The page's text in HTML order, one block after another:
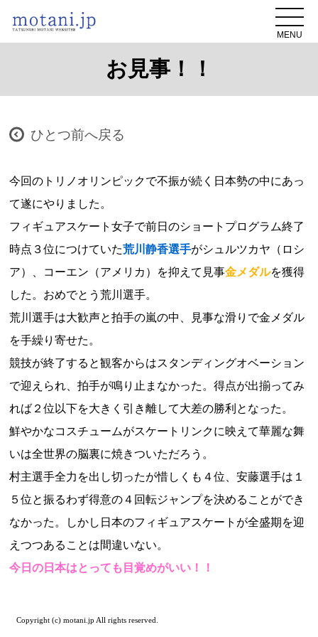
MENU
お見事！！
ひとつ前へ戻る
今回のトリノオリンピックで不振が続く日本勢の中にあっ
て遂にやりました。
フィギュアスケート女子で前日のショートプログラム終了
時点３位につけていた荒川静香選手がシュルツカヤ（ロシ
ア）、コーエン（アメリカ）を抑えて見事金メダルを獲得
した。おめでとう荒川選手。
荒川選手は大歓声と拍手の嵐の中、見事な滑りで金メダル
を手繰り寄せた。
競技が終了すると観客からはスタンディングオベーション
で迎えられ、拍手が鳴り止まなかった。得点が出揃ってみ
れば２位以下を大きく引き離して大差の勝利となった。
鮮やかなコスチュームがスケートリンクに映えて華麗な舞
いは全世界の脳裏に焼きついただろう。
村主選手全力を出し切ったが惜しくも４位、安藤選手は１
５位と振るわず得意の４回転ジャンプを決めることができ
なかった。しかし日本のフィギュアスケートが全盛期を迎
えつつあることは間違いない。
今日の日本はとっても目覚めがいい！！
Copyright (c) motani.jp All rights reserved.